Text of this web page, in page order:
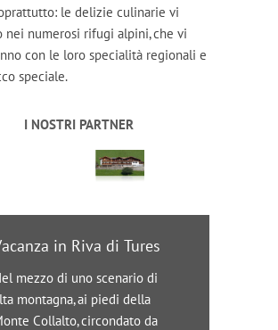
le delizie culinarie vi
nei numerosi rifugi alpini, che vi
con le loro specialità regionali e
speciale.
I NOSTRI PARTNER
in Riva di Tures
mezzo di uno scenario di
montagna, ai piedi della
Collalto, circondato da